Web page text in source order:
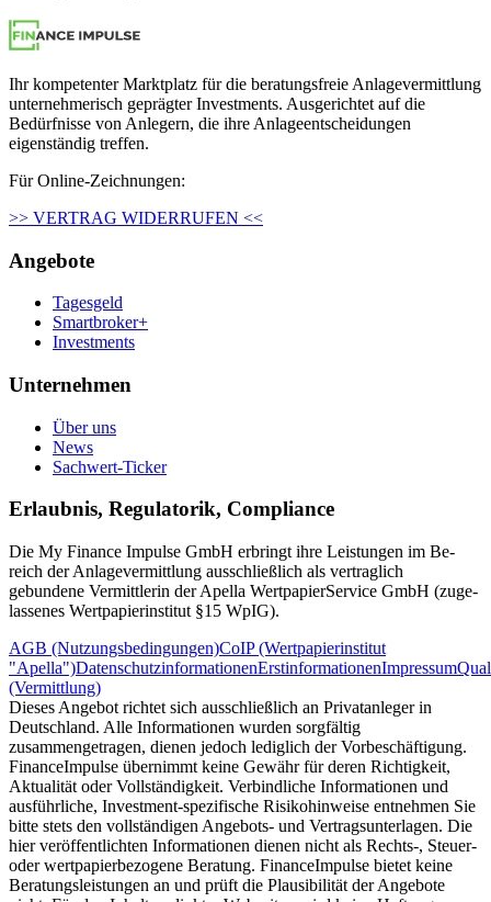
Ihr kompetenter Marktplatz für die beratungsfreie Anlagevermittlung
unternehmerisch geprägter Investments. Ausgerichtet auf die
Bedürfnisse von Anlegern, die ihre Anlageentscheidungen
eigenständig treffen.
Für Online-Zeichnungen:
>> VERTRAG WIDERRUFEN <<
Angebote
Tagesgeld
Smartbroker+
Investments
Unternehmen
Über uns
News
Sachwert-Ticker
Erlaubnis, Regulatorik, Compliance
Die My Finance Impulse GmbH erbringt ihre Leistungen im Be­
reich der Anlagevermittlung ausschließlich als vertraglich
gebundene Vermitt­lerin der Apella Wert­papier­Service GmbH (zuge­
lassenes Wertpapierinstitut §15 WpIG).
AGB (Nutzungsbedingungen)CoIP (Wertpapierinstitut
"Apella")DatenschutzinformationenErstinformationenImpressum
(Vermittlung)
Dieses Angebot richtet sich ausschließlich an Privatanleger in
Deutschland. Alle Informationen wurden sorgfältig
zusammengetragen, dienen jedoch lediglich der Vorbeschäftigung.
FinanceImpulse übernimmt keine Gewähr für deren Richtigkeit,
Aktualität oder Vollständigkeit. Verbindliche Informationen und
ausführliche, Investment-spezifische Risikohinweise entnehmen Sie
bitte stets den vollständigen Angebots- und Vertragsunterlagen. Die
hier veröffentlichten Informationen dienen nicht als Rechts-, Steuer-
oder wertpapierbezogene Beratung. FinanceImpulse bietet keine
Beratungsleistungen an und prüft die Plausibilität der Angebote